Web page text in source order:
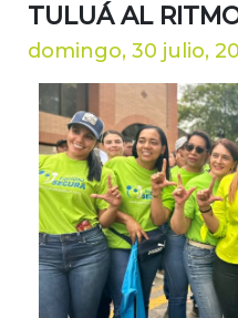
TULUÁ AL
domingo, 30 julio,